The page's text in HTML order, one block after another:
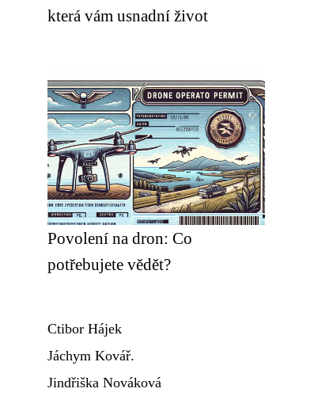
která vám usnadní život
Povolení na dron: Co
potřebujete vědět?
Ctibor Hájek
Jáchym Kovář.
Jindřiška Nováková